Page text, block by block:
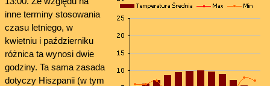
inne terminy stosowania
czasu letniego, w
kwietniu i październiku
różnica ta wynosi dwie
godziny. Ta sama zasada
dotyczy Hiszpanii (w tym